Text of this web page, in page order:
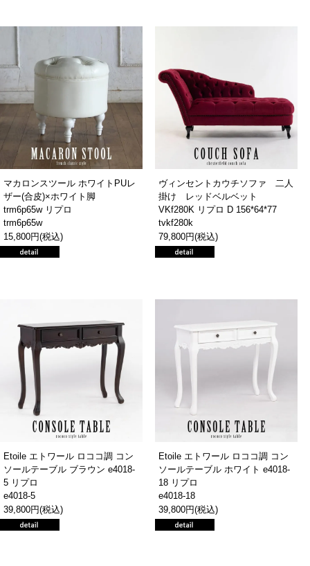
マカロンスツール ホワイトPUレ
ザー(合皮)×ホワイト脚
trm6p65w リプロ
trm6p65w
15,800円(税込)
ヴィンセントカウチソファ 二人
掛け レッドベルベット
VKf280K リプロ D 156*64*77
tvkf280k
79,800円(税込)
Etoile エトワール ロココ調 コン
ソールテーブル ブラウン e4018-
5 リプロ
e4018-5
39,800円(税込)
Etoile エトワール ロココ調 コン
ソールテーブル ホワイト e4018-
18 リプロ
e4018-18
39,800円(税込)